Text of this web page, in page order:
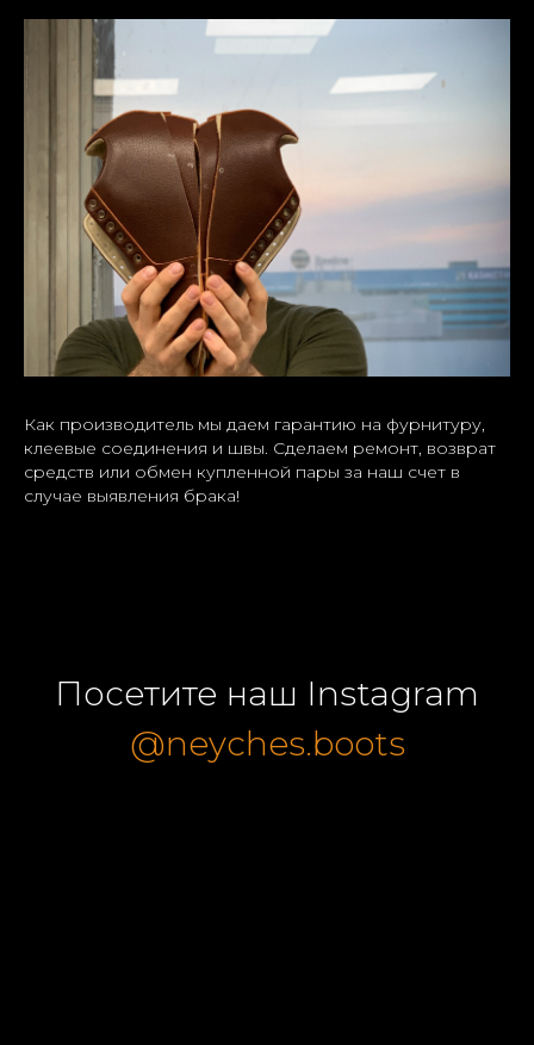
Как производитель мы даем гарантию на фурнитуру,
клеевые соединения и швы. Сделаем ремонт, возврат
средств или обмен купленной пары за наш счет в
случае выявления брака!
Посетите наш Instagram
@neyches.boots